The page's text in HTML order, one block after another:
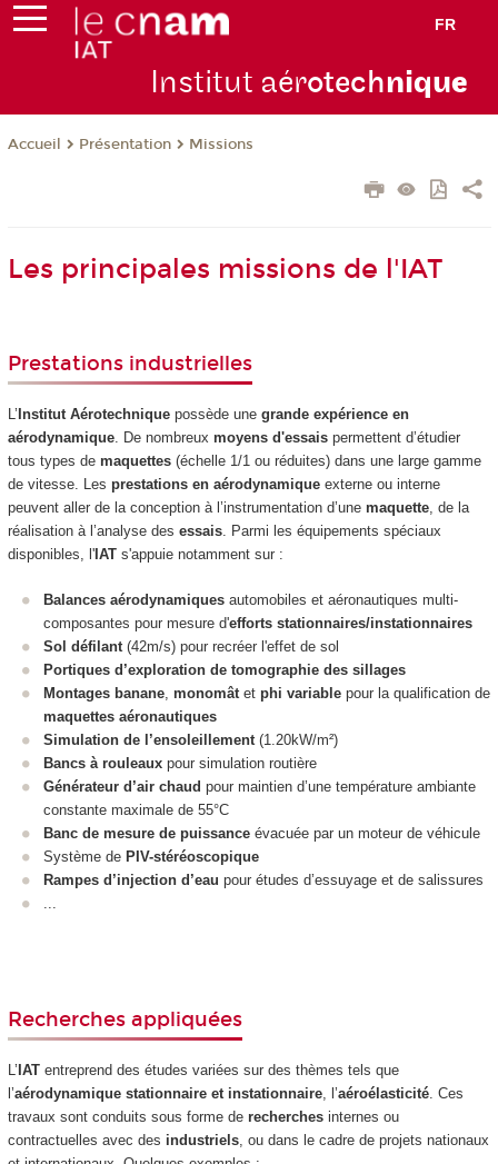
FR
Institut aérotechnique
Accueil Présentation Missions
Les principales missions de l'IAT
Prestations industrielles
L’ Institut Aérotechniquepossède une grande expérience en
aérodynamique. De nombreux moyens d'essaispermettent d’étudier
tous types demaquettes(échelle 1/1 ou réduites) dans une large gamme
de vitesse. Les prestations en aérodynamiqueexterne ou interne
peuvent aller de la conception à l’instrumentation d’une maquette, de la
réalisation à l’analyse des essais. Parmi les équipements spéciaux
disponibles, l'IAT s'appuie notamment sur :
Balances aérodynamiques automobiles et aéronautiques multi-
composantes pour mesure d'efforts stationnaires/instationnaires
Sol défilant (42m/s) pour recréer l'effet de sol
Portiques d’exploration de tomographie des sillages
Montages banane monomât et phi variable pour la qualification de
maquettes aéronautiques
Simulation de l’ensoleillement (1.20kW/m²)
Bancs à rouleaux pour simulation routière
Générateur d’air chaud pour maintien d’une température ambiante
constante maximale de 55°C
Banc de mesure de puissance évacuée par un moteur de véhicule
Système de PIV-stéréoscopique
Rampes d’injection d’eau pour études d’essuyage et de salissures
Recherches appliquées
L’ IATentreprend des études variées sur des thèmes tels que
l’aérodynamique stationnaire et instationnaire, l’aéroélasticité. Ces
travaux sont conduits sous forme de recherchesinternes ou
contractuelles avec des industriels, ou dans le cadre de projets nationaux